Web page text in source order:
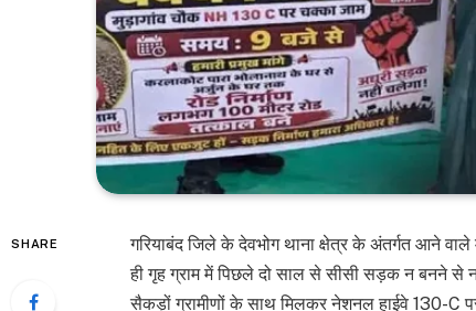
SHARE
गरियाबंद जिले के देवभोग थाना क्षेत्र के अंतर्गत आने
ही गृह ग्राम में पिछले दो साल से सीसी सड़क न बनने से
सैकड़ों ग्रामीणों के साथ मिलकर नेशनल हाईवे 130-C